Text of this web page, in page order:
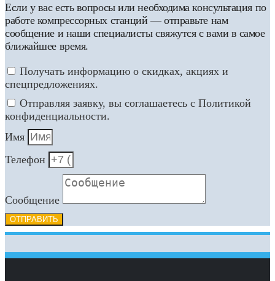
Если у вас есть вопросы или необходима консультация по
работе компрессорных станций — отправьте нам
сообщение и наши специалисты свяжутся с вами в самое
ближайшее время.
Получать информацию о скидках, акциях и
спецпредложениях.
Отправляя заявку, вы соглашаетесь с Политикой
конфиденциальности.
Имя
Телефон
Сообщение
ОТПРАВИТЬ